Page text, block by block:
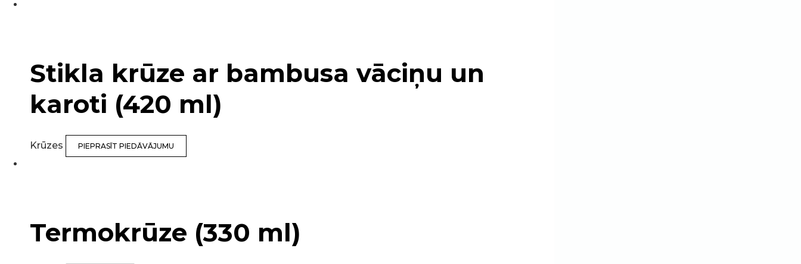
Stikla krūze ar bambusa vāciņu un
karoti (420 ml)
Krūzes PIEPRASĪT PIEDĀVĀJUMU
Termokrūze (330 ml)